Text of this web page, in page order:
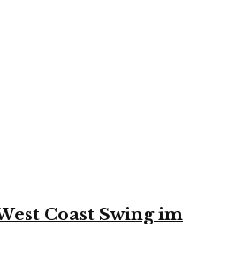
Coast Swing im